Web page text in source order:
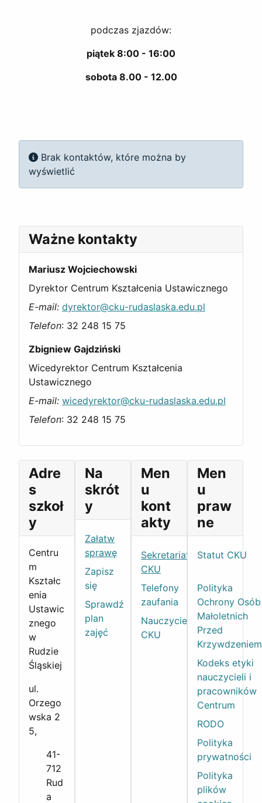
podczas zjazdów:
piątek 8:00 - 16:00
sobota 8.00 - 12.00
Informacja
Brak kontaktów, które można by
wyświetlić
Ważne kontakty
Mariusz Wojciechowski
Dyrektor Centrum Kształcenia Ustawicznego
E-mail: dyrektor@cku-rudaslaska.edu.pl
Telefon: 32 248 15 75
Zbigniew Gajdziński
Wicedyrektor Centrum Kształcenia
Ustawicznego
E-mail: wicedyrektor@cku-rudaslaska.edu.pl
Telefon: 32 248 15 75
Adre
s
szkoł
y
Centru
m
Kształc
enia
Ustawic
znego
w
Rudzie
Śląskiej
ul.
Orzego
wska 2
5,
41-
712
Rud
a
Na
skrót
y
Załatw
sprawę
Zapisz
się
Sprawdź
plan
zajęć
Men
u
kont
akty
Sekretariat
CKU
Telefony
zaufania
Nauczyciele
CKU
Men
u
praw
ne
Statut CKU
Polityka
Ochrony Osób
Małoletnich
Przed
Krzywdzeniem
Kodeks etyki
nauczycieli i
pracowników
Centrum
RODO
Polityka
prywatności
Polityka
plików